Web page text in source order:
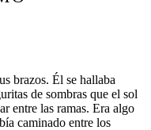
brazos. Él se hallaba
de sombras que el sol
entre las ramas. Era algo
caminado entre los